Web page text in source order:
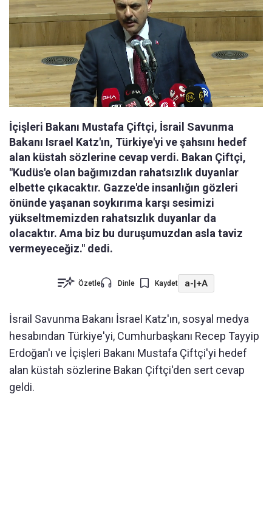
İçişleri Bakanı Mustafa Çiftçi, İsrail Savunma
Bakanı Israel Katz'ın, Türkiye'yi ve şahsını hedef
alan küstah sözlerine cevap verdi. Bakan Çiftçi,
"Kudüs'e olan bağımızdan rahatsızlık duyanlar
elbette çıkacaktır. Gazze'de insanlığın gözleri
önünde yaşanan soykırıma karşı sesimizi
yükseltmemizden rahatsızlık duyanlar da
olacaktır. Ama biz bu duruşumuzdan asla taviz
vermeyeceğiz." dedi.
Özetle Dinle Kaydet a-|+A
İsrail Savunma Bakanı İsrael Katz'ın, sosyal medya
hesabından Türkiye'yi, Cumhurbaşkanı Recep Tayyip
Erdoğan'ı ve İçişleri Bakanı Mustafa Çiftçi'yi hedef
alan küstah sözlerine Bakan Çiftçi'den sert cevap
geldi.